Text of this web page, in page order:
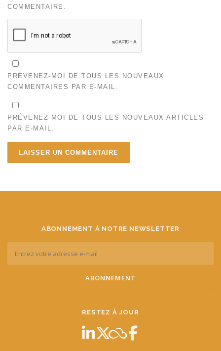
COMMENTAIRE.
PRÉVENEZ-MOI DE TOUS LES NOUVEAUX
COMMENTAIRES PAR E-MAIL.
PRÉVENEZ-MOI DE TOUS LES NOUVEAUX ARTICLES
PAR E-MAIL.
ABONNEMENT À NOTRE NEWSLETTER
RESTEZ À JOUR